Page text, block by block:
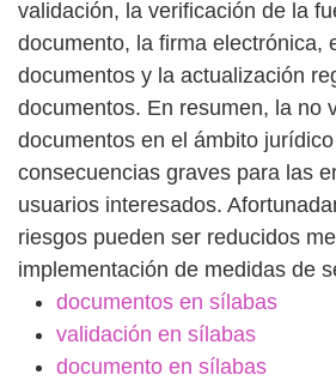
validación, la verificación de la
documento, la firma electrónica,
documentos y la actualización
documentos. En resumen, la no
documentos en el ámbito
consecuencias graves para las
usuarios interesados.
riesgos pueden ser reducidos
implementación de medidas de
documentos en sílabas
validación en sílabas
documento en sílabas